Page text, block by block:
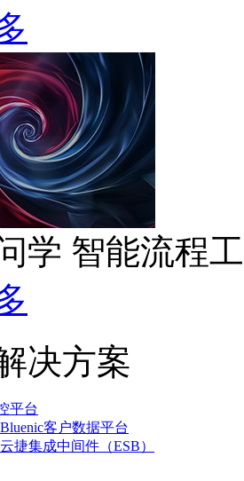
学 智能流程
决方案
平台
客户数据平台
捷集成中间件（ESB）